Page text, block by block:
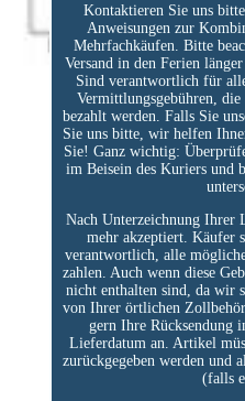
Kontaktieren Sie uns
Anweisungen zur
Mehrfachkäufen. Bitte
Versand in den Ferien
Sind verantwortlich für
Vermittlungsgebühren,
bezahlt werden. Falls Sie
Sie uns bitte, wir helfen
Sie! Ganz wichtig:
im Beisein des Kuriers und
Nach Unterzeichnung Ihrer
mehr akzeptiert. Käufer
verantwortlich, alle
zahlen. Auch wenn diese
nicht enthalten sind, da wir
von Ihrer örtlichen
gern Ihre Rücksendung
Lieferdatum an. Artikel
zurückgegeben werden und
(falls